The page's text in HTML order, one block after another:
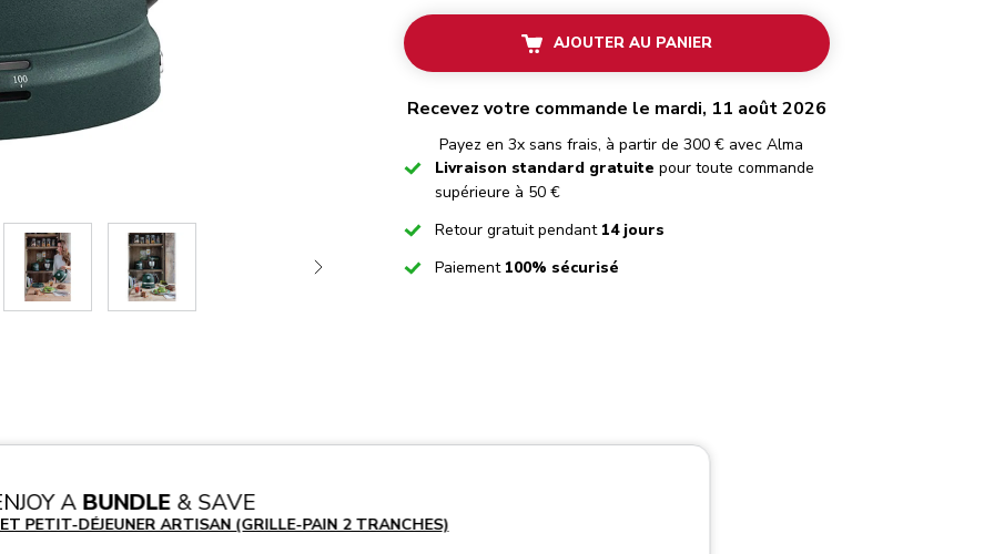
AJOUTER AU PANIER
Recevez votre commande le mardi, 11 août 2026
Payez en 3x sans frais, à partir de 300 € avec Alma
CheckedLivraison standard gratuite pour toute commande
supérieure à 50 €
CheckedRetour gratuit pendant 14 jours
CheckedPaiement 100% sécurisé
A BUNDLE & SAVE
PETIT-DÉJEUNER ARTISAN (GRILLE-PAIN 2 TRANCHES)